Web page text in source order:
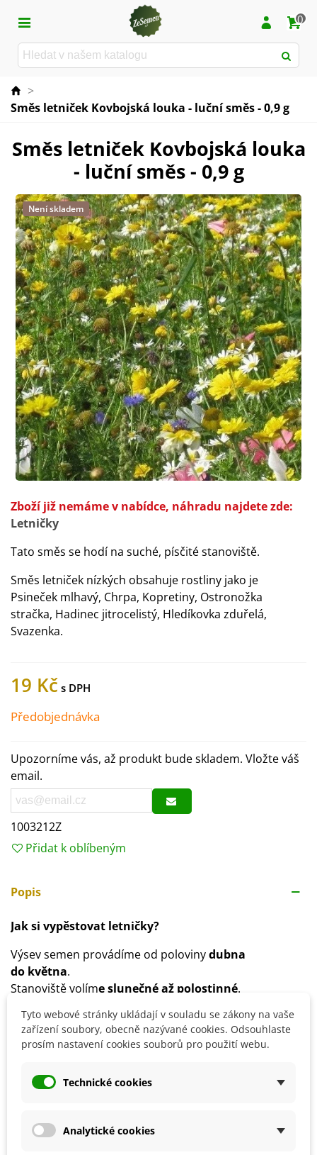
0
>
Směs letniček Kovbojská louka - luční směs - 0,9 g
Směs letniček Kovbojská louka
- luční směs - 0,9 g
Není skladem
Zboží již nemáme v nabídce, náhradu najdete zde:
Letničky
Tato směs se hodí na suché, písčité stanoviště.
Směs letniček nízkých obsahuje rostliny jako je
Psineček mlhavý, Chrpa, Kopretiny, Ostronožka
stračka, Hadinec jitrocelistý, Hledíkovka zduřelá,
Svazenka.
19 Kč
Předobjednávka
Upozorníme vás, až produkt bude skladem. Vložte váš
email.
1003212Z
Přidat k oblíbeným
Popis
Jak si vypěstovat letničky?
Výsev semen provádíme od polovinydubna
do května.
Stanoviště volíme slunečné až polostinné.
Doporučujeme pravidelnou dostatečnou zálivku a
hnojení.
Detaily produktu
SOUVISEJÍCÍ PRODUKTY
Tyto webové stránky ukládají v souladu se zákony na vaše
zařízení soubory, obecně nazývané cookies. Odsouhlaste
prosím nastavení cookies souborů pro použití webu.
Technické cookies
Analytické cookies